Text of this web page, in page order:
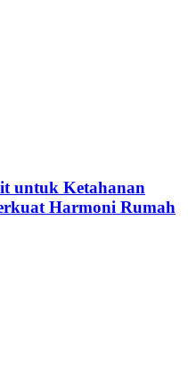
untuk Ketahanan
Harmoni Rumah